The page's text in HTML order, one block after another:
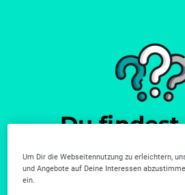
Du
wonach du
Weitere Unternehmen gibt es in
Um Dir die Webseitennutzung zu erleichtern,
und Angebote auf Deine Interessen
ein.